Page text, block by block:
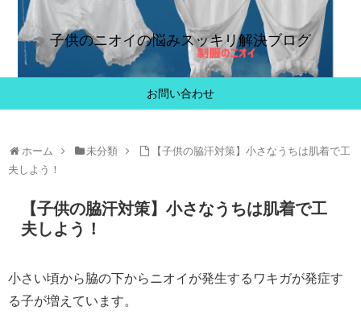
子供のニオイの悩みスッキリ解決ブログ
お問い合わせ
ホーム 未分類
【子供の脇汗対策】小さなうちは肌着で工
夫しよう！
【子供の脇汗対策】小さなうちは肌着で工
夫しよう！
小さい頃から脇の下からニオイが発生するワキガが発症す
る子が増えています。